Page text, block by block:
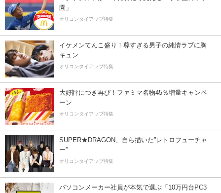
園」
オリコンタイアップ特集
イケメンてんこ盛り！尊すぎる男子の純情ラブに胸
キュン
オリコンタイアップ特集
大好評につき再び！ファミマ名物45％増量キャンペ
ーン
オリコンタイアップ特集
SUPER★DRAGON、自ら描いた”レトロフューチャ
ー”
オリコンタイアップ特集
パソコンメーカー社員が本気で選ぶ「10万円台PC3